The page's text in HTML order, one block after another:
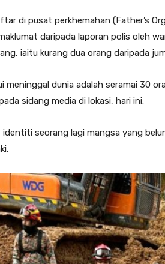
di pusat perkhemahan (Father’s
daripada laporan polis oleh
iaitu kurang dua orang daripada
meninggal dunia adalah seramai 30
sidang media di lokasi, hari ini.
identiti seorang lagi mangsa yang